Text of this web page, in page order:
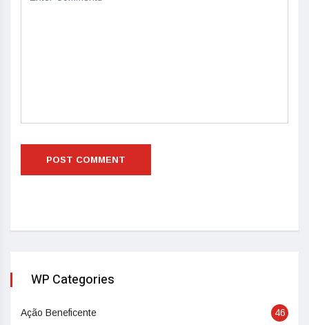
WP Categories
Ação Beneficente 46